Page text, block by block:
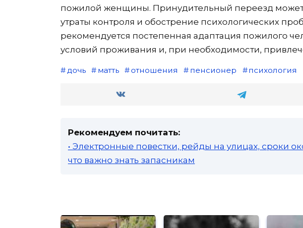
пожилой женщины. Принудительный переезд может
утраты контроля и обострение психологических
рекомендуется постепенная адаптация пожилого
условий проживания и, при необходимости,
дочь матть отношения пенсионер психология
Рекомендуем почитать:
• Электронные повестки, рейды на улицах, сроки
что важно знать запасникам